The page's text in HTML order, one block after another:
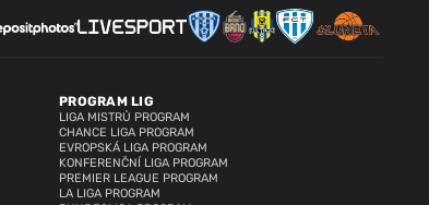
PROGRAM LIG
LIGA MISTRŮ PROGRAM
CHANCE LIGA PROGRAM
EVROPSKÁ LIGA PROGRAM
KONFERENČNÍ LIGA PROGRAM
PREMIER LEAGUE PROGRAM
LA LIGA PROGRAM